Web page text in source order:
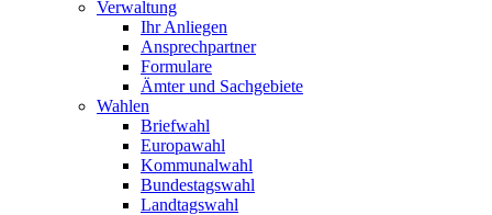
Verwaltung
Ihr Anliegen
Ansprechpartner
Formulare
Ämter und Sachgebiete
Wahlen
Briefwahl
Europawahl
Kommunalwahl
Bundestagswahl
Landtagswahl